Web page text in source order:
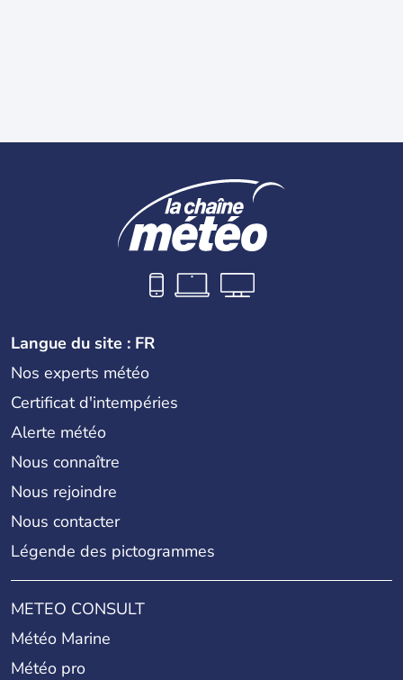
Langue du site : FR
Nos experts météo
Certificat d'intempéries
Alerte météo
Nous connaître
Nous rejoindre
Nous contacter
Légende des pictogrammes
METEO CONSULT
Météo Marine
Météo pro